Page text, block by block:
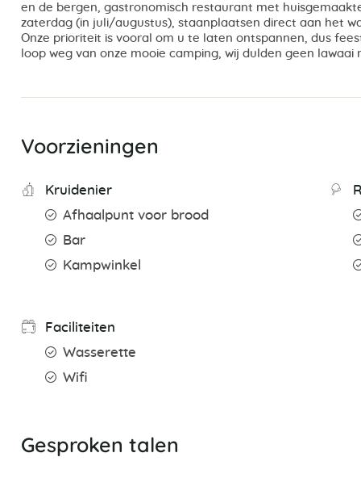
en de bergen, gastronomisch restaurant met
zaterdag (in juli/augustus), staanplaatsen direct aan het
Onze prioriteit is vooral om u te laten ontspannen, dus
loop weg van onze mooie camping, wij dulden geen lawaai
Voorzieningen
Kruidenier
Afhaalpunt voor brood
Bar
Kampwinkel
Faciliteiten
Wasserette
Wifi
Gesproken talen